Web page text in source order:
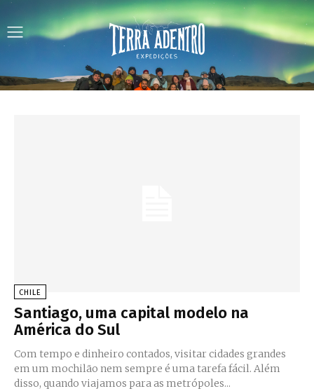
CHILE
Santiago, uma capital modelo na
América do Sul
Com tempo e dinheiro contados, visitar cidades grandes
em um mochilão nem sempre é uma tarefa fácil. Além
disso, quando viajamos para as metrópoles...